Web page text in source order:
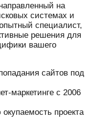
на
системах и
специалист,
решения для
вашего
сайтов под
маркетинге с 2006
проекта